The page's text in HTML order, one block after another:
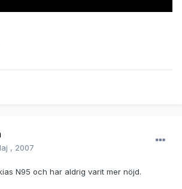
, 2007
N95 och har aldrig varit mer nöjd.